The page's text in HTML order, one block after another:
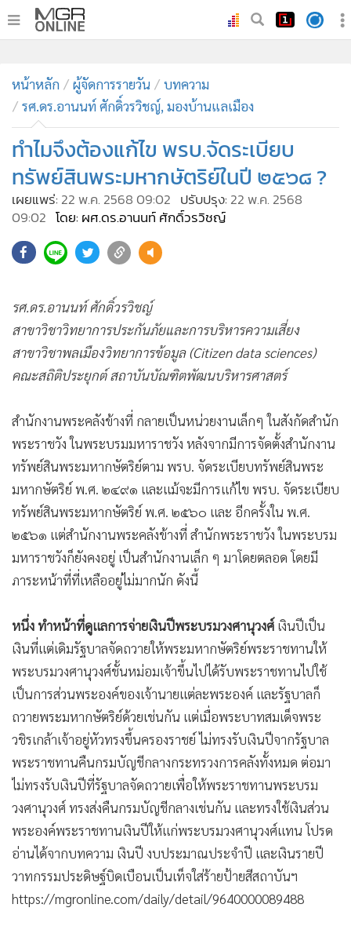
• ทันเหตุการณ์
• ภาคใต้
• ภูมิภาค
• Online Section
• บันเทิง
• ผู้จัดการรายวัน
• ละคร
• Cyber BIZ
• ผู้จัดกวน
• Good health & Well-being
• Green Innovation & SD
• MGR Live
• Infographic
• การเมือง
• ท่องเที่ยว
• กีฬา
ต่างประเทศ
Special Scoop
• จีน
• ชุมชน-คุณภาพชีวิต
• อาชญากรรม
• Motoring
• เกม
• วิทยาศาสตร์
• SMEs
• หุ้น
• อินโดจีน
• กองทุนรวม
• Celeb Online
• Factcheck
ญี่ปุ่น
หน้าหลัก ผู้จัดการรายวัน
บทความ
รศ.ดร.อานนท์ ศักดิ์วรวิชญ์, มองบ้านแลเมือง
ทำไมจึงต้องแก้ไข พรบ.จัดระเบียบ
ทรัพย์สินพระมหากษัตริย์ในปี ๒๕๖๘ ?
เผยแพร่: 22 พ.ค. 2568 09:02 ปรับปรุง: 22 พ.ค. 2568
09:02 โดย: ผศ.ดร.อานนท์ ศักดิ์วรวิชญ์
สาขาวิชาวิทยาการประกันภัยและการบริหารความเสี่ยง
สาขาวิชาพลเมืองวิทยาการข้อมูล (Citizen data sciences)
คณะสถิติประยุกต์ สถาบันบัณฑิตพัฒนบริหารศาสตร์
พระราชวัง ในพระบรมมหาราชวัง หลังจากมีการจัดตั้งสำนักงาน
ทรัพย์สินพระมหากษัตริย์ตาม พรบ. จัดระเบียบทรัพย์สินพระ
มหากษัตริย์ พ.ศ. ๒๔๙๑ และแม้จะมีการแก้ไข พรบ. จัดระเบียบ
ทรัพย์สินพระมหากษัตริย์ พ.ศ. ๒๕๖๐ และ อีกครั้งใน พ.ศ.
๒๕๖๑ แต่สำนักงานพระคลังข้างที่ สำนักพระราชวัง ในพระบรม
มหาราชวังก็ยังคงอยู่ เป็นสำนักงานเล็ก ๆ มาโดยตลอด โดยมี
ภาระหน้าที่ที่เหลืออยู่ไม่มากนัก ดังนี้
เงินที่แต่เดิมรัฐบาลจัดถวายให้พระมหากษัตริย์พระราชทานให้
พระบรมวงศานุวงศ์ชั้นหม่อมเจ้าขึ้นไปได้รับพระราชทานไปใช้
เป็นการส่วนพระองค์ของเจ้านายแต่ละพระองค์ และรัฐบาลก็
ถวายพระมหากษัตริย์ด้วยเช่นกัน แต่เมื่อพระบาทสมเด็จพระ
วชิรเกล้าเจ้าอยู่หัวทรงขึ้นครองราชย์ ไม่ทรงรับเงินปีจากรัฐบาล
พระราชทานคืนกรมบัญชีกลางกระทรวงการคลังทั้งหมด ต่อมา
ไม่ทรงรับเงินปีที่รัฐบาลจัดถวายเพื่อให้พระราชทานพระบรม
วงศานุวงศ์ ทรงส่งคืนกรมบัญชีกลางเช่นกัน และทรงใช้เงินส่วน
พระองค์พระราชทานเงินปีให้แก่พระบรมวงศานุวงศ์แทน โปรด
อ่านได้จากบทความ เงินปี งบประมาณประจำปี และเงินรายปี
วาทกรรมประดิษฐ์บิดเบือนเป็นเท็จใส่ร้ายป้ายสีสถาบันฯ
https://mgronline.com/daily/detail/9640000089488